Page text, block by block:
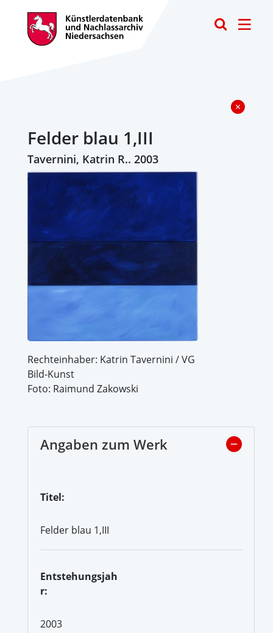
Felder blau 1,III
Tavernini, Katrin R.. 2003
Rechteinhaber: Katrin Tavernini / VG
Bild-Kunst
Foto: Raimund Zakowski
Angaben zum Werk
Titel:
Felder blau 1,III
Entstehungsjah
r:
2003